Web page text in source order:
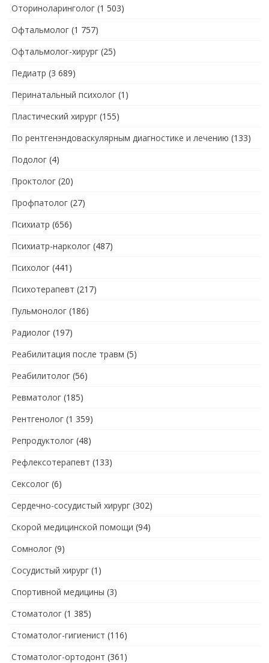
Оториноларинголог (1 503)
Офтальмолог (1 757)
Офтальмолог-хирург (25)
Педиатр (3 689)
Перинатальный психолог (1)
Пластический хирург (155)
По рентгенэндоваскулярным диагностике и лечению (133)
Подолог (4)
Проктолог (20)
Профпатолог (27)
Психиатр (656)
Психиатр-нарколог (487)
Психолог (441)
Психотерапевт (217)
Пульмонолог (186)
Радиолог (197)
Реабилитация после травм (5)
Реабилитолог (56)
Ревматолог (185)
Рентгенолог (1 359)
Репродуктолог (48)
Рефлексотерапевт (133)
Сексолог (6)
Сердечно-сосудистый хирург (302)
Скорой медицинской помощи (94)
Сомнолог (9)
Сосудистый хирург (1)
Спортивной медицины (3)
Стоматолог (1 385)
Стоматолог-гигиенист (116)
Стоматолог-ортодонт (361)